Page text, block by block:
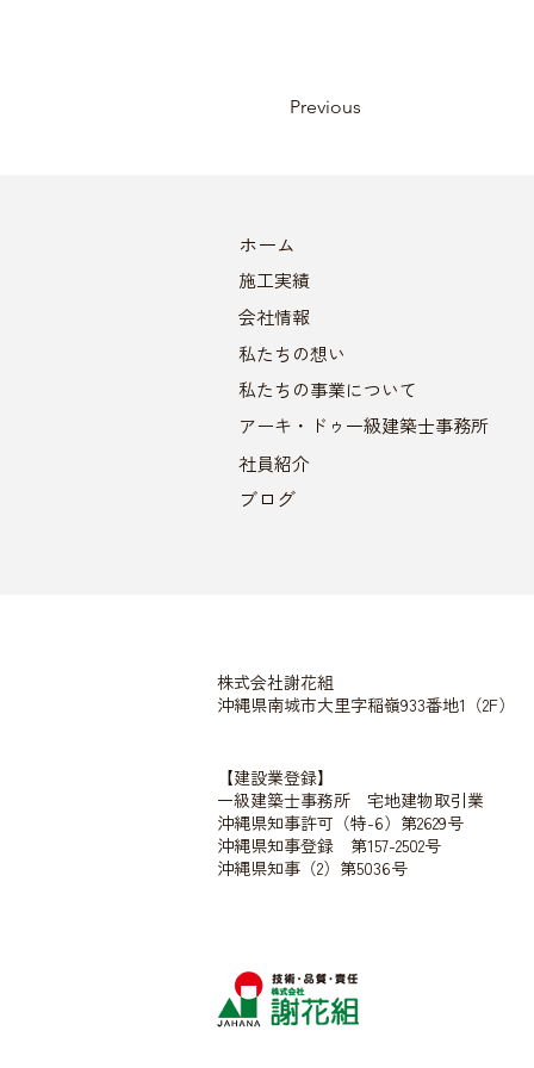
Previous
​ホーム
施工実績
会社情報
​私たちの想い
私たちの事業について
アーキ・ドゥ一級建築士事務所
社員紹介
ブログ
株式会社謝花組
沖縄県南城市大里字稲嶺933番地1（2F）​
【建設業登録】
一級建築士事務所 宅地建物取引業
沖縄県知事許可（特-6）第2629号
沖縄県知事登録 第157-2502号
沖縄県知事（2）第5036号